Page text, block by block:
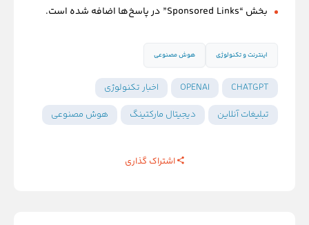
بخش “Sponsored Links” در پاسخ‌ها اضافه شده است.
اینترنت و تکنولوژی هوش مصنوعی
CHATGPT
OPENAI
اخبار تکنولوژی
تبلیغات آنلاین
دیجیتال مارکتینگ هوش مصنوعی
اشتراک گذاری